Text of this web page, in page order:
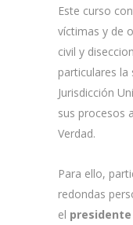
Este curso
víctimas y de
civil y
particulares la
Jurisdicción
sus procesos
Verdad.
Para ello,
redondas
el presidente